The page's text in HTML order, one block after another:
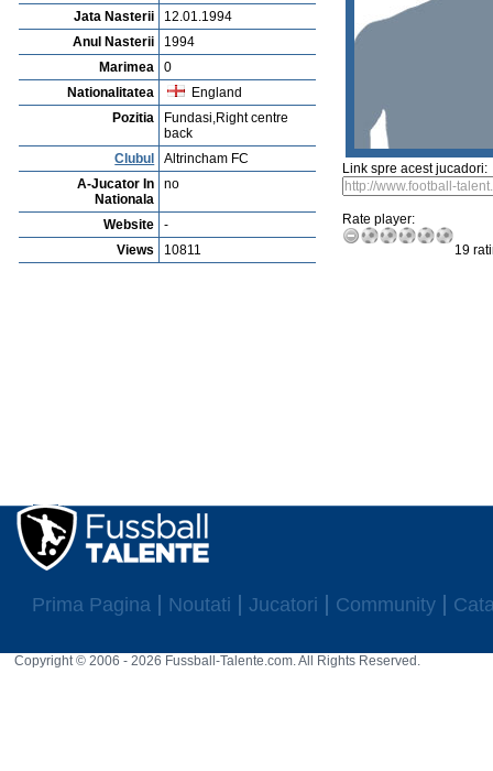
Jata Nasterii
12.01.1994
Anul Nasterii
1994
Marimea
0
Nationalitatea
England
Pozitia
Fundasi,Right centre
back
Clubul
Altrincham FC
A-Jucator In
Nationala
no
Website
-
Views
10811
Link spre acest jucadori:
Rate player:
19
Prima Pagina Noutati Jucatori Community
Copyright © 2006 - 2026 Fussball-Talente.com. All Rights Reserved.